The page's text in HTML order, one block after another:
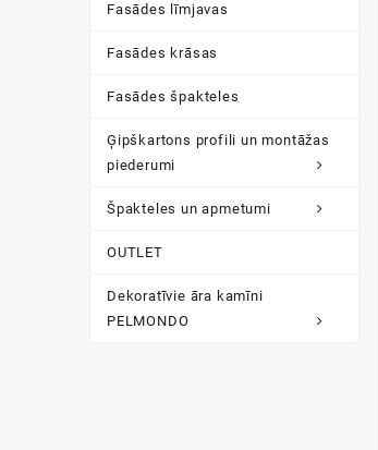
Fasādes līmjavas
Fasādes krāsas
Fasādes špakteles
Ģipškartons profili un montāžas
piederumi
Špakteles un apmetumi
OUTLET
Dekoratīvie āra kamīni
PELMONDO